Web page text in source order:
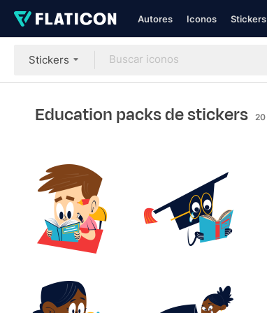
Autores Iconos Stickers
Stickers
Education packs de stickers 20